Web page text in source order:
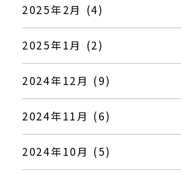
2025年2月 (4)
2025年1月 (2)
2024年12月 (9)
2024年11月 (6)
2024年10月 (5)